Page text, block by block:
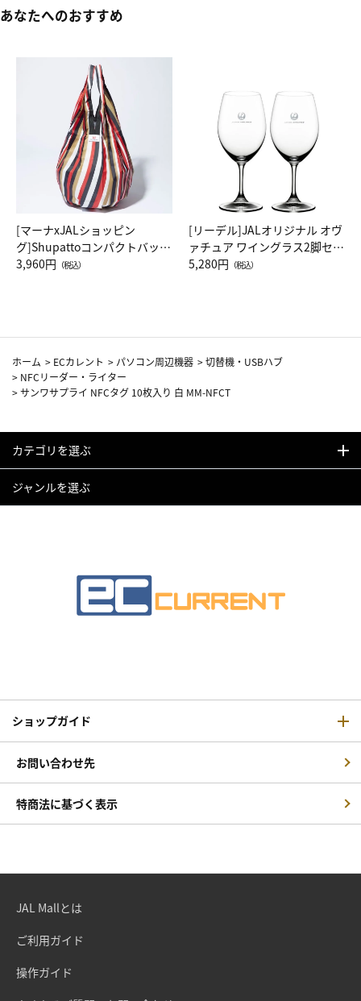
あなたへのおすすめ
[マーナxJALショッピン
グ]Shupattoコンパクトバッグ
Drop JAL客室乗務員（LC）ス
3,960円 （税込）
[リーデル]JALオリジナル オヴ
ァチュア ワイングラス2脚セッ
ト（レッドワイン）
5,280円 （税込）
ホーム > ECカレント > パソコン周辺機器 >切替機・USBハブ
> NFCリーダー・ライター
>サンワサプライ NFCタグ 10枚入り 白 MM-NFCT
カテゴリを選ぶ
ジャンルを選ぶ
ショップガイド
お問い合わせ先
特商法に基づく表示
JAL Mallとは
ご利用ガイド
操作ガイド